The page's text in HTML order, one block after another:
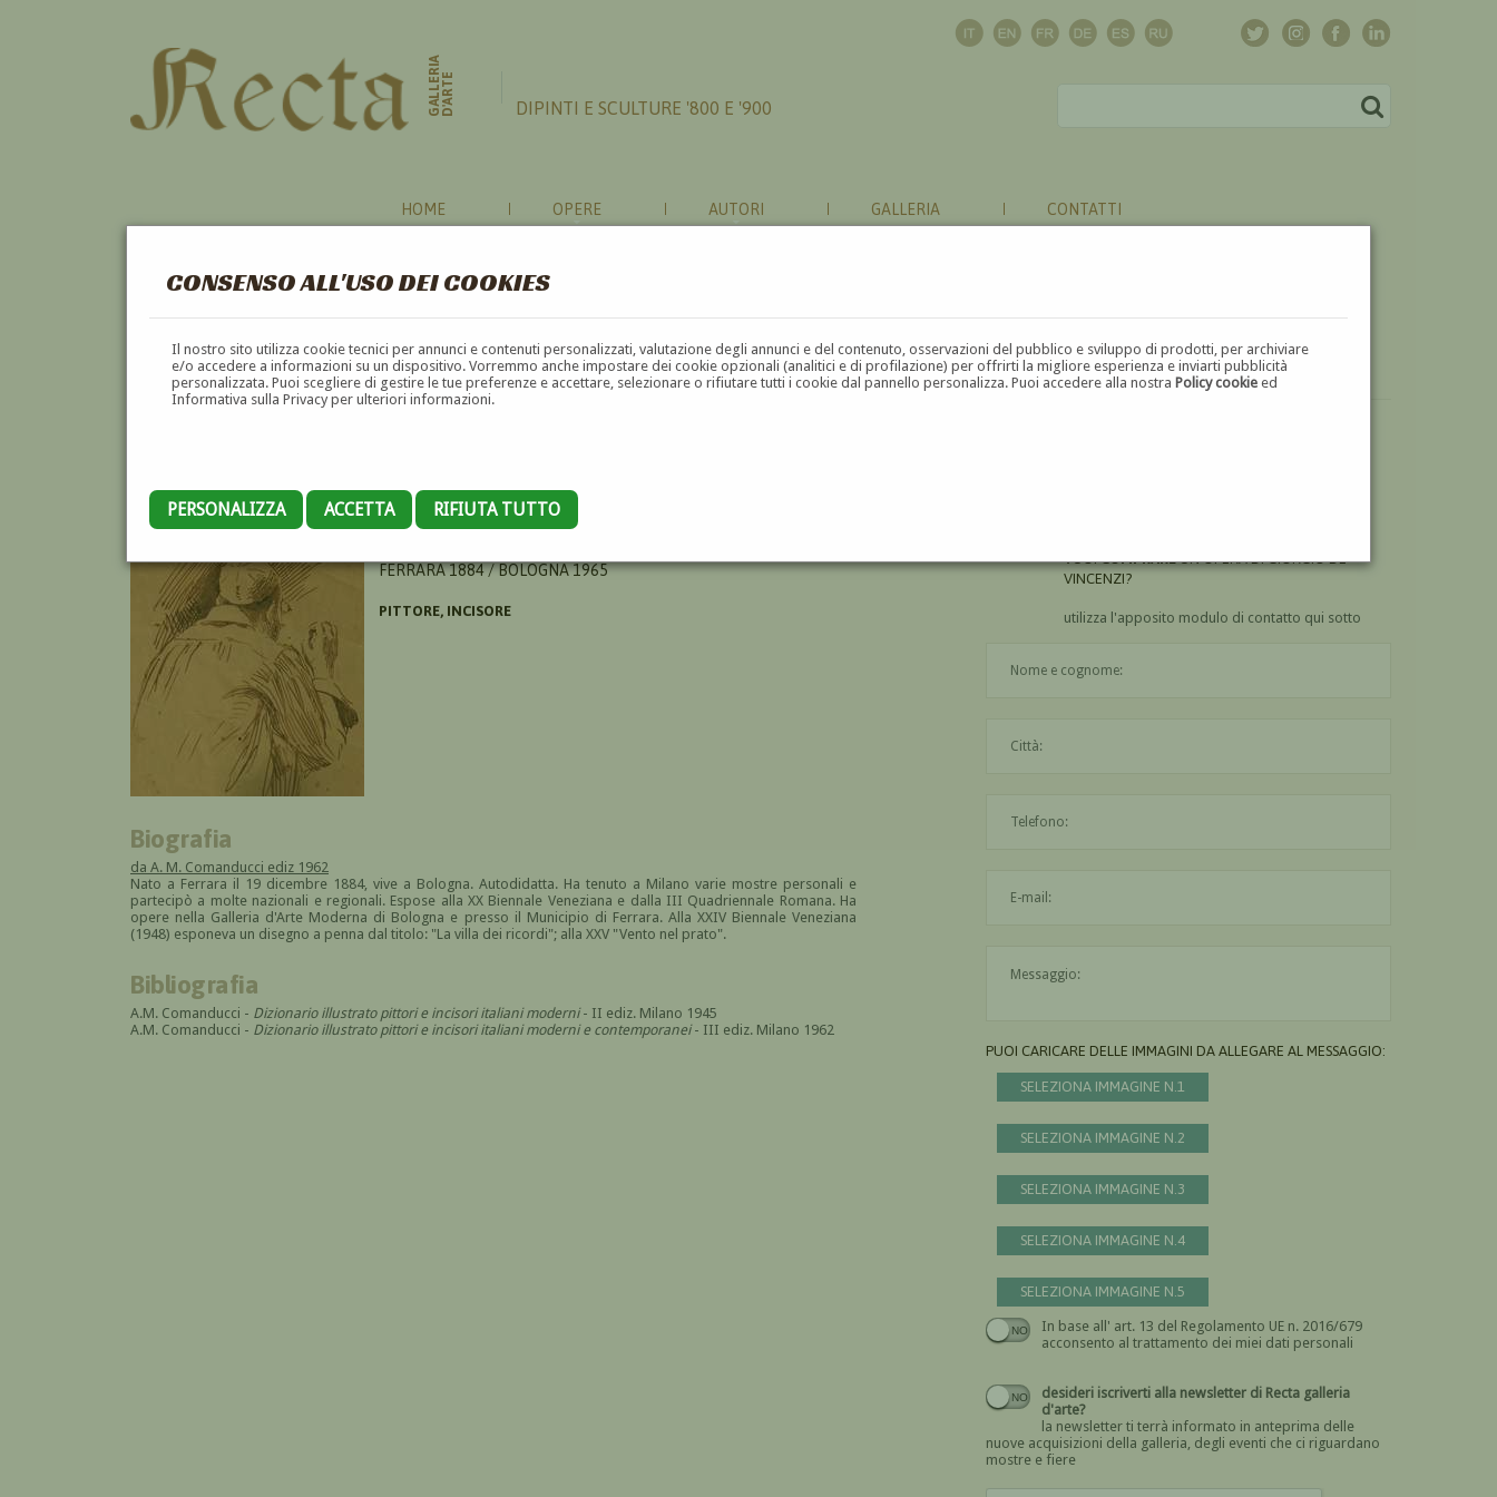
CONSENSO ALL'USO DEI COOKIES
Il nostro sito utilizza cookie tecnici per annunci e contenuti personalizzati, valutazione degli annunci e del contenuto, osservazioni del pubblico e sviluppo di prodotti, per archiviare
e/o accedere a informazioni su un dispositivo. Vorremmo anche impostare dei cookie opzionali (analitici e di profilazione) per offrirti la migliore esperienza e inviarti pubblicità
personalizzata. Puoi scegliere di gestire le tue preferenze e accettare, selezionare o rifiutare tutti i cookie dal pannello personalizza. Puoi accedere alla nostraPolicy cookie ed
Informativa sulla Privacy per ulteriori informazioni.
PERSONALIZZA ACCETTA RIFIUTA TUTTO
GALLERIAD'ARTE DIPINTI E SCULTURE '800 E '900
HOME OPERE AUTORI GALLERIA CONTATTI
GIORGIO DE VINCENZI
FERRARA 1884 / BOLOGNA 1965
PITTORE, INCISORE
Biografia
da A. M. Comanducci ediz 1962
Nato a Ferrara il 19 dicembre 1884, vive a Bologna. Autodidatta. Ha tenuto a Milano varie mostre personali e
partecipò a molte nazionali e regionali. Espose alla XX Biennale Veneziana e dalla III Quadriennale Romana. Ha
opere nella Galleria d'Arte Moderna di Bologna e presso il Municipio di Ferrara. Alla XXIV Biennale Veneziana
(1948) esponeva un disegno a penna dal titolo: "La villa dei ricordi"; alla XXV "Vento nel prato".
Bibliografia
A.M. Comanducci - Dizionario illustrato pittori e incisori italiani moderni- II ediz. Milano 1945
A.M. Comanducci - Dizionario illustrato pittori e incisori italiani moderni e contemporanei- III ediz. Milano 1962
VUOICOMPRAREUN'OPERA DI GIORGIO DE
VINCENZI?
utilizza l'apposito modulo di contatto qui sotto
PUOI CARICARE DELLE IMMAGINI DA ALLEGARE AL MESSAGGIO:
SELEZIONA IMMAGINE N.1
SELEZIONA IMMAGINE N.2
SELEZIONA IMMAGINE N.3
SELEZIONA IMMAGINE N.4
SELEZIONA IMMAGINE N.5
In base all' art. 13 del Regolamento UE n. 2016/679
acconsento al trattamento dei miei dati personali
Devi dare il consenso
desideri iscriverti alla newsletter di Recta galleria
d'arte?
la newsletter ti terrà informato in anteprima delle
nuove acquisizioni della galleria, degli eventi che ci riguardano
mostre e fiere